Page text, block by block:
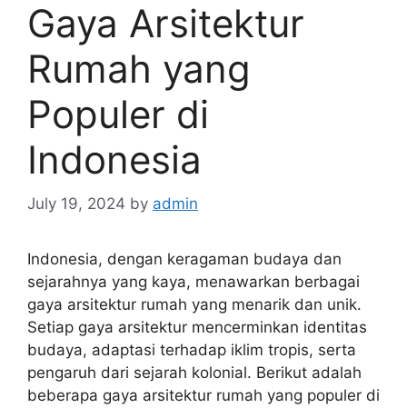
Gaya Arsitektur
Rumah yang
Populer di
Indonesia
July 19, 2024 by admin
Indonesia, dengan keragaman budaya dan
sejarahnya yang kaya, menawarkan berbagai
gaya arsitektur rumah yang menarik dan unik.
Setiap gaya arsitektur mencerminkan identitas
budaya, adaptasi terhadap iklim tropis, serta
pengaruh dari sejarah kolonial. Berikut adalah
beberapa gaya arsitektur rumah yang populer di